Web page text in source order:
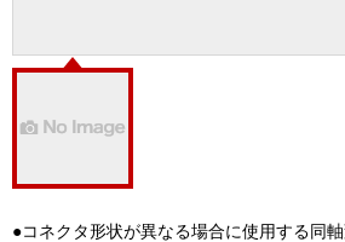
●コネクタ形状が異なる場合に使用する同軸